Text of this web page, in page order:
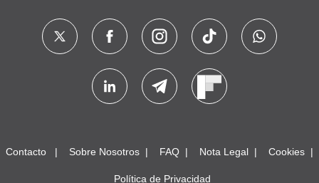
Contacto Sobre Nosotros FAQ Nota Legal Cookies
Política de Privacidad